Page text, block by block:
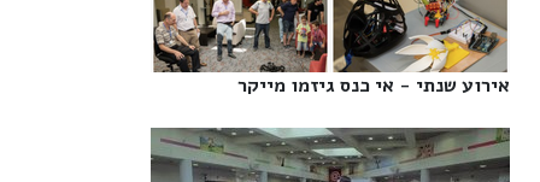
אירוע שנתי - אי כנס גיזמו מייקר‎